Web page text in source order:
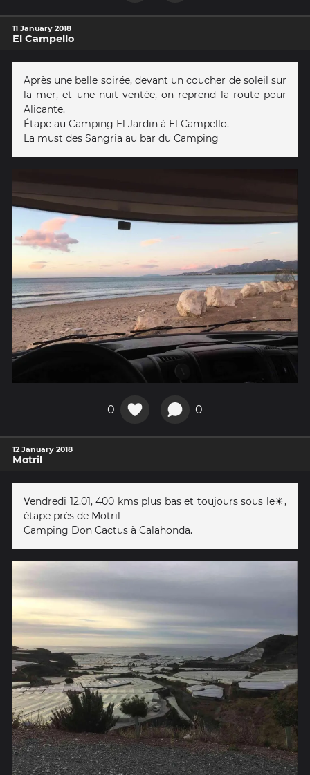
11 January 2018
El Campello
Après une belle soirée, devant un coucher de soleil sur
la mer, et une nuit ventée, on reprend la route pour
Alicante.
Étape au Camping El Jardin à El Campello.
La must des Sangria au bar du Camping
0 0
12 January 2018
Motril
Vendredi 12.01, 400 kms plus bas et toujours sous le☀️,
étape près de Motril
Camping Don Cactus à Calahonda.